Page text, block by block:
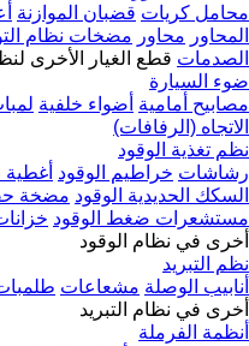
محامل كريات قضبان الموازنة
المحاور محاور مضخات نظام
الصدمات قطع الغيار الأخرى
ضوء السيارة
مصابيح أمامية أضواء خلفية
الاتجاه (الرفافات)
نظم تغذية الوقود
رشاشات خراطيم الوقود أغطية
السكك الحديدية الوقود مضخة
مستشعرات ضغط الوقود
أخرى في نظام الوقود
نظم التبريد
أنابيب الوصلة مشعاعات
أخرى في نظام التبريد
أنظمة الفرملة